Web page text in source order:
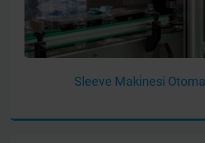
Sleeve Maki̇nesi